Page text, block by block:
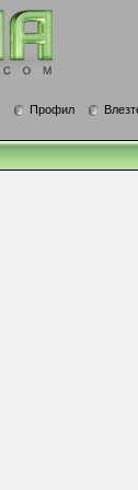
Профил